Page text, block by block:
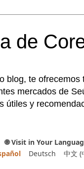
de
blog, te
mercados de
y
🌐 Visit in Your
Deutsch 中文 (